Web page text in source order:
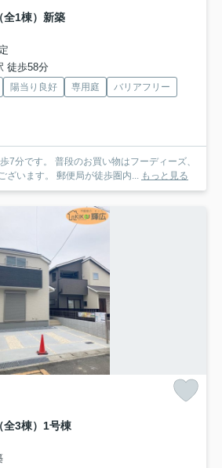
全1棟）新築
徒歩58分
陽当り良好 専用庭
バリアフリー
7分です。 普段のお買い物はフーディーズ、
ざいます。 郵便局が徒歩圏内...
もっと見る
全3棟）1号棟